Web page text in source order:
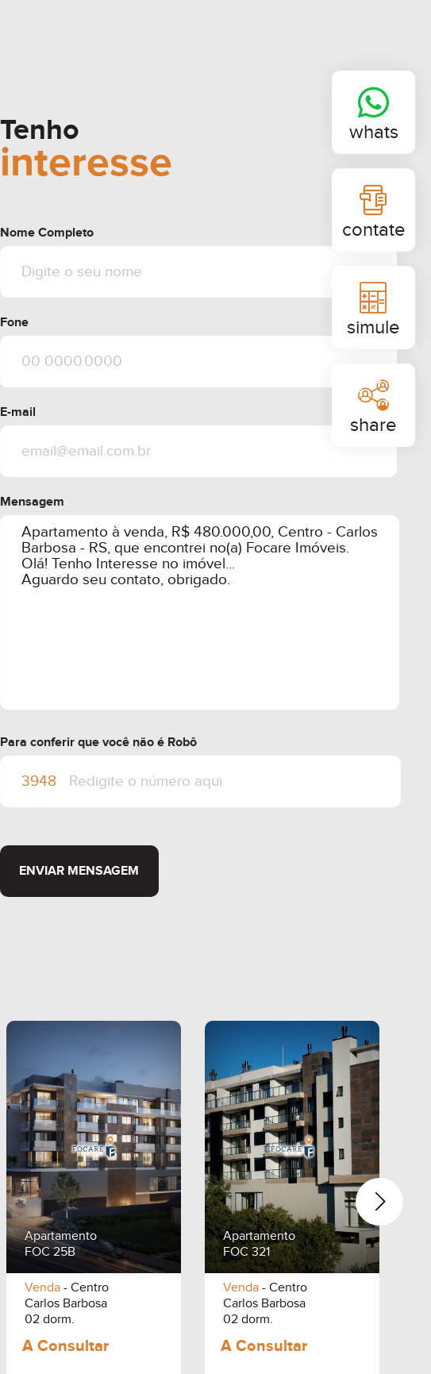
whats
contate
simule
share
Tenho
interesse
Nome Completo
Fone
E-mail
Mensagem
Para conferir que você não é Robô
ENVIAR MENSAGEM
Apartamento
FOC 25B
Venda- Centro
Carlos Barbosa
02 dorm.
Apartamento
FOC 321
Venda- Centro
Carlos Barbosa
02 dorm.